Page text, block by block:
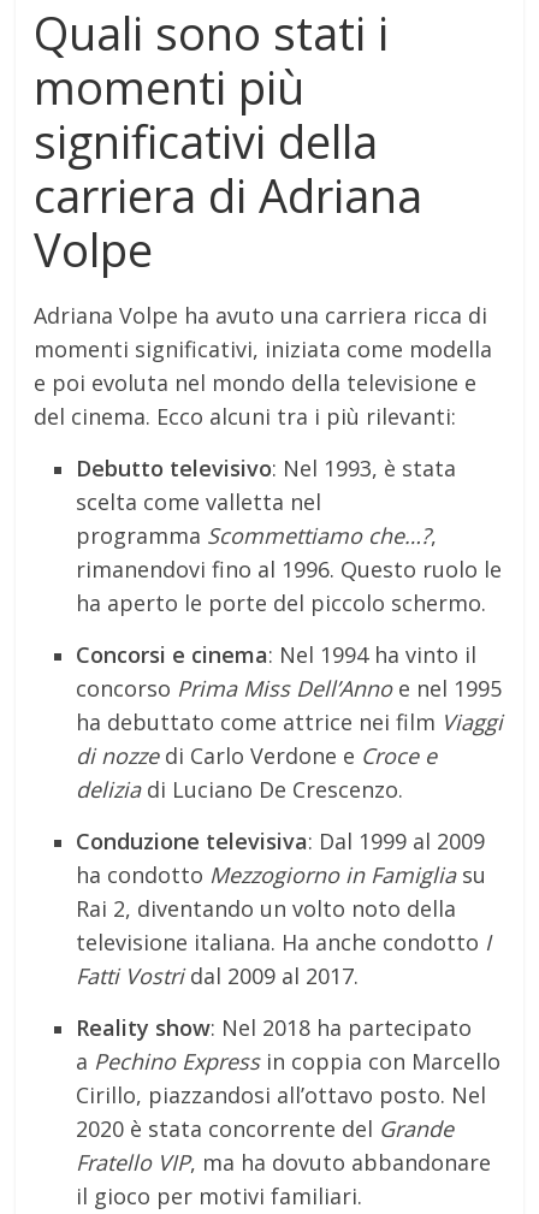
Quali sono stati i
momenti più
significativi della
carriera di Adriana
Volpe
Adriana Volpe ha avuto una carriera ricca di
momenti significativi, iniziata come modella
e poi evoluta nel mondo della televisione e
del cinema. Ecco alcuni tra i più rilevanti:
Debutto televisivo: Nel 1993, è stata
scelta come valletta nel
programma Scommettiamo che…?,
rimanendovi fino al 1996. Questo ruolo le
ha aperto le porte del piccolo schermo.
Concorsi e cinema: Nel 1994 ha vinto il
concorso Prima Miss Dell’Annoe nel 1995
ha debuttato come attrice nei film Viaggi
di nozzedi Carlo Verdone e Croce e
deliziadi Luciano De Crescenzo.
Conduzione televisiva: Dal 1999 al 2009
ha condotto Mezzogiorno in Famigliasu
Rai 2, diventando un volto noto della
televisione italiana. Ha anche condotto I
Fatti Vostridal 2009 al 2017.
Reality show: Nel 2018 ha partecipato
a Pechino Expressin coppia con Marcello
Cirillo, piazzandosi all’ottavo posto. Nel
2020 è stata concorrente del Grande
Fratello VIP, ma ha dovuto abbandonare
il gioco per motivi familiari.